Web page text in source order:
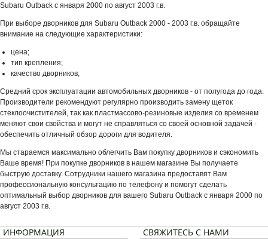
Subaru Outback с января 2000 по август 2003 г.в.
При выборе дворников для Subaru Outback 2000 - 2003 г.в. обращайте
внимание на следующие характеристики:
цена;
тип крепления;
качество дворников;
Средний срок эксплуатации автомобильных дворников - от полугода до года.
Производители рекомендуют регулярно производить замену щеток
стеклоочистителей, так как пластмассово-резиновые изделия со временем
меняют свои свойства и могут не справляться со своей основной задачей -
обеспечить отличный обзор дороги для водителя.
Мы стараемся максимально облегчить Вам покупку дворников и сэкономить
Ваше время! При покупке дворников в нашем магазине Вы получаете
быструю доставку. Сотрудники нашего магазина предоставят Вам
профессиональную консультацию по телефону и помогут сделать
оптимальный выбор дворников для вашего Subaru Outback с января 2000 по
август 2003 г.в.
ИНФОРМАЦИЯ
СВЯЖИТЕСЬ С НАМИ